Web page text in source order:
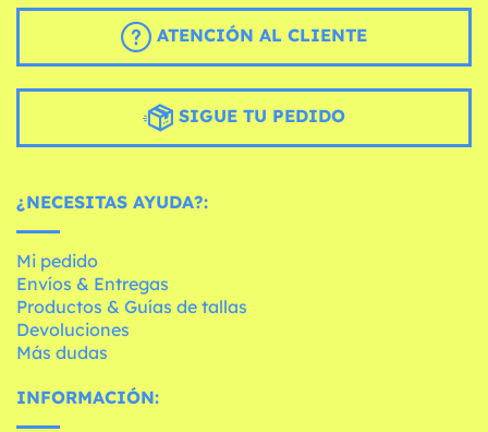
ATENCIÓN AL CLIENTE
SIGUE TU PEDIDO
¿NECESITAS AYUDA?:
Mi pedido
Envíos & Entregas
Productos & Guías de tallas
Devoluciones
Más dudas
INFORMACIÓN: